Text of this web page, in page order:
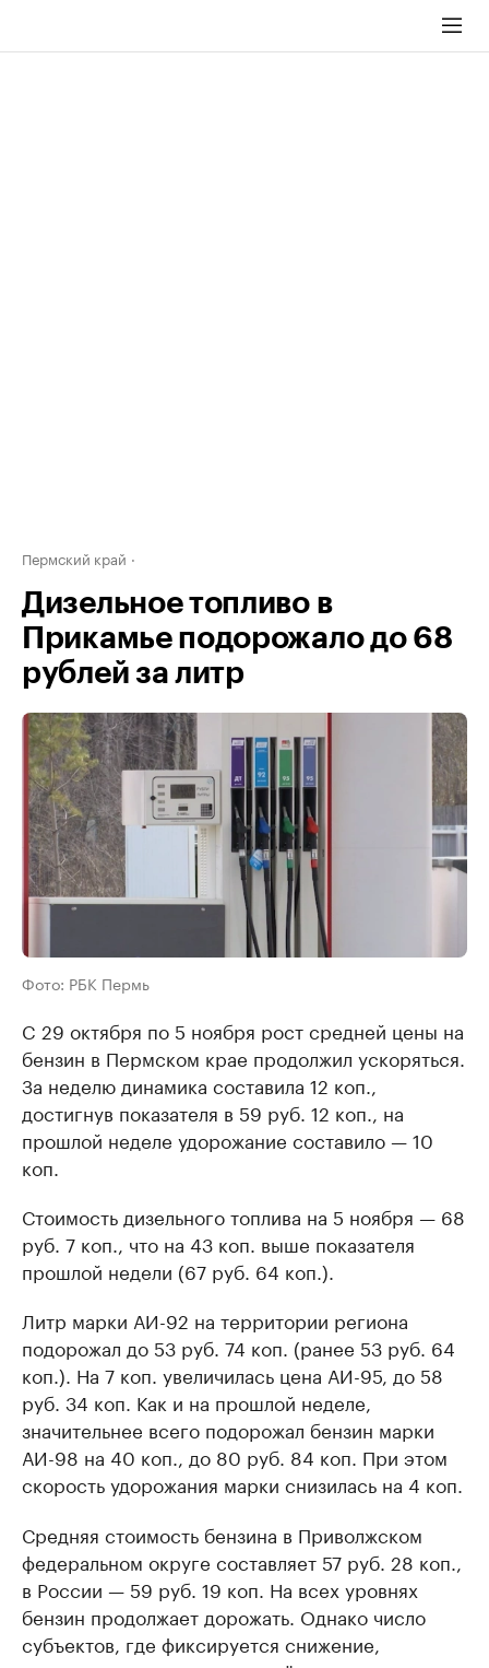
Пермский край
Дизельное топливо в
Прикамье подорожало до 68
рублей за литр
Фото: РБК Пермь
C 29 октября по 5 ноября рост средней цены на
бензин в Пермском крае продолжил ускоряться.
За неделю динамика составила 12 коп.,
достигнув показателя в 59 руб. 12 коп., на
прошлой неделе удорожание составило — 10
коп.
Стоимость дизельного топлива на 5 ноября — 68
руб. 7 коп., что на 43 коп. выше показателя
прошлой недели (67 руб. 64 коп.).
Литр марки АИ-92 на территории региона
подорожал до 53 руб. 74 коп. (ранее 53 руб. 64
коп.). На 7 коп. увеличилась цена АИ-95, до 58
руб. 34 коп. Как и на прошлой неделе,
значительнее всего подорожал бензин марки
АИ-98 на 40 коп., до 80 руб. 84 коп. При этом
скорость удорожания марки снизилась на 4 коп.
Средняя стоимость бензина в Приволжском
федеральном округе составляет 57 руб. 28 коп.,
в России — 59 руб. 19 коп. На всех уровнях
бензин продолжает дорожать. Однако число
субъектов, где фиксируется снижение,